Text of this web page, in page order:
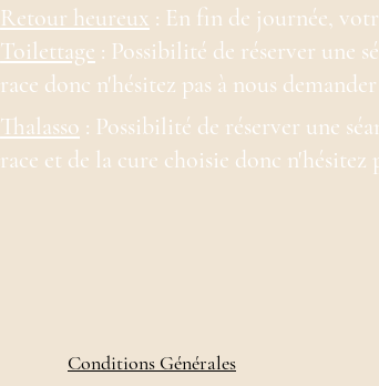
Retour heureux : En fin de journée,
Toilettage : Possibilité de réserver une
race donc n'hésitez pas à nous
Thalasso : Possibilité de réserver une
race et de la cure choisie donc n'hésitez
Conditions Générales